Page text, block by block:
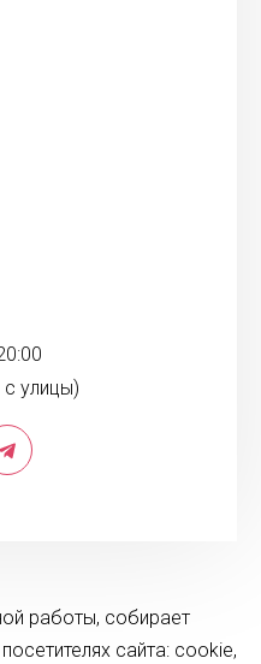
с улицы)
работы, собирает
сайта: cookie,